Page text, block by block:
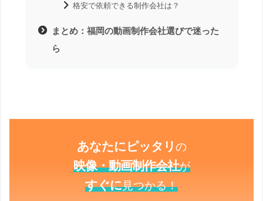
格安で依頼できる制作会社は？
まとめ：福岡の動画制作会社選びで迷った
ら
あなたにピッタリの
映像・動画制作会社が
すぐに見つかる！